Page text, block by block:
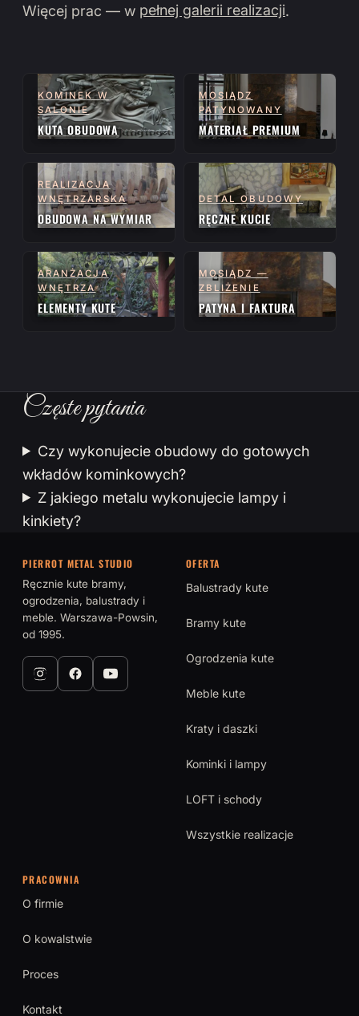
Więcej prac — w pełnej galerii realizacji.
KOMINEK W
SALONIE
KUTA OBUDOWA
MOSIĄDZ
PATYNOWANY
MATERIAŁ PREMIUM
REALIZACJA
WNĘTRZARSKA
OBUDOWA NA WYMIAR
DETAL OBUDOWY
RĘCZNE KUCIE
ARANŻACJA
WNĘTRZA
ELEMENTY KUTE
MOSIĄDZ —
ZBLIŻENIE
PATYNA I FAKTURA
Częste pytania
Czy wykonujecie obudowy do gotowych
wkładów kominkowych?
Z jakiego metalu wykonujecie lampy i
kinkiety?
PIERROT METAL STUDIO
Ręcznie kute bramy,
ogrodzenia, balustrady i
meble. Warszawa-Powsin,
od 1995.
OFERTA
Balustrady kute
Bramy kute
Ogrodzenia kute
Meble kute
Kraty i daszki
Kominki i lampy
LOFT i schody
Wszystkie realizacje
PRACOWNIA
O firmie
O kowalstwie
Proces
Kontakt